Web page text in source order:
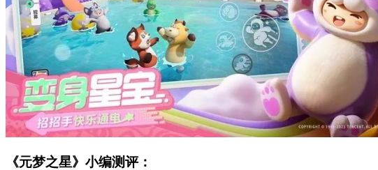
《元梦之星》小编测评：